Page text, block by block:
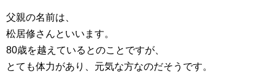
父親の名前は、
松居修さんといいます。
80歳を越えているとのことですが、
とても体力があり、元気な方なのだそうです。